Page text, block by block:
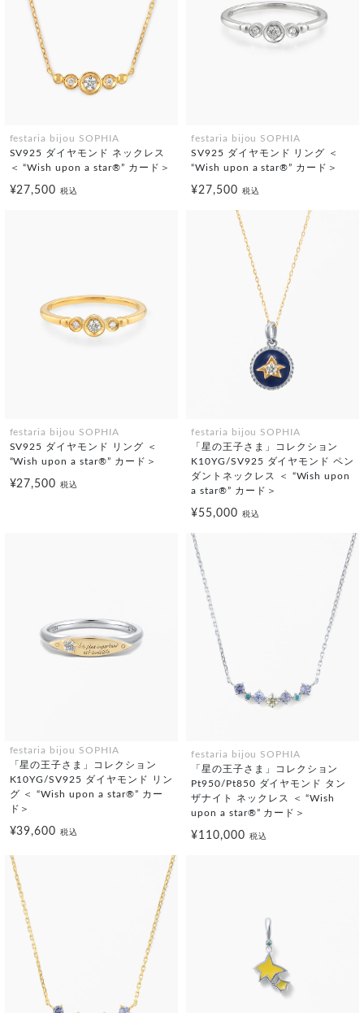
festaria bijou SOPHIA
SV925 ダイヤモンド ネックレス
＜ “Wish upon a star®” カード＞
¥27,500税込
festaria bijou SOPHIA
SV925 ダイヤモンド リング ＜
“Wish upon a star®” カード＞
¥27,500 税込
festaria bijou SOPHIA
SV925 ダイヤモンド リング ＜
“Wish upon a star®” カード＞
¥27,500税込
festaria bijou SOPHIA
「星の王子さま」コレクション
K10YG/SV925 ダイヤモンド ペン
ダントネックレス ＜ “Wish upon
a star®” カード＞
¥55,000 税込
festaria bijou SOPHIA
「星の王子さま」コレクション
K10YG/SV925 ダイヤモンド リン
グ ＜ “Wish upon a star®” カー
ド＞
¥39,600税込
festaria bijou SOPHIA
「星の王子さま」コレクション
Pt950/Pt850 ダイヤモンド タン
ザナイト ネックレス ＜ “Wish
upon a star®” カード＞
¥110,000 税込